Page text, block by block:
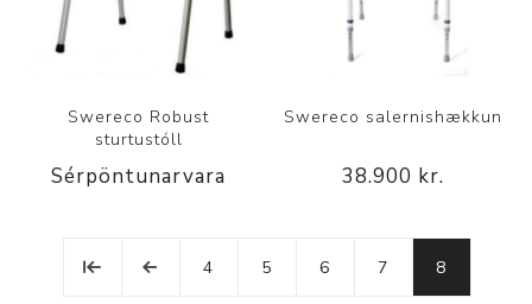
Swereco Robust
sturtustóll
Sérpöntunarvara
Swereco salernishækkun
38.900 kr.
4 5 6 7 8